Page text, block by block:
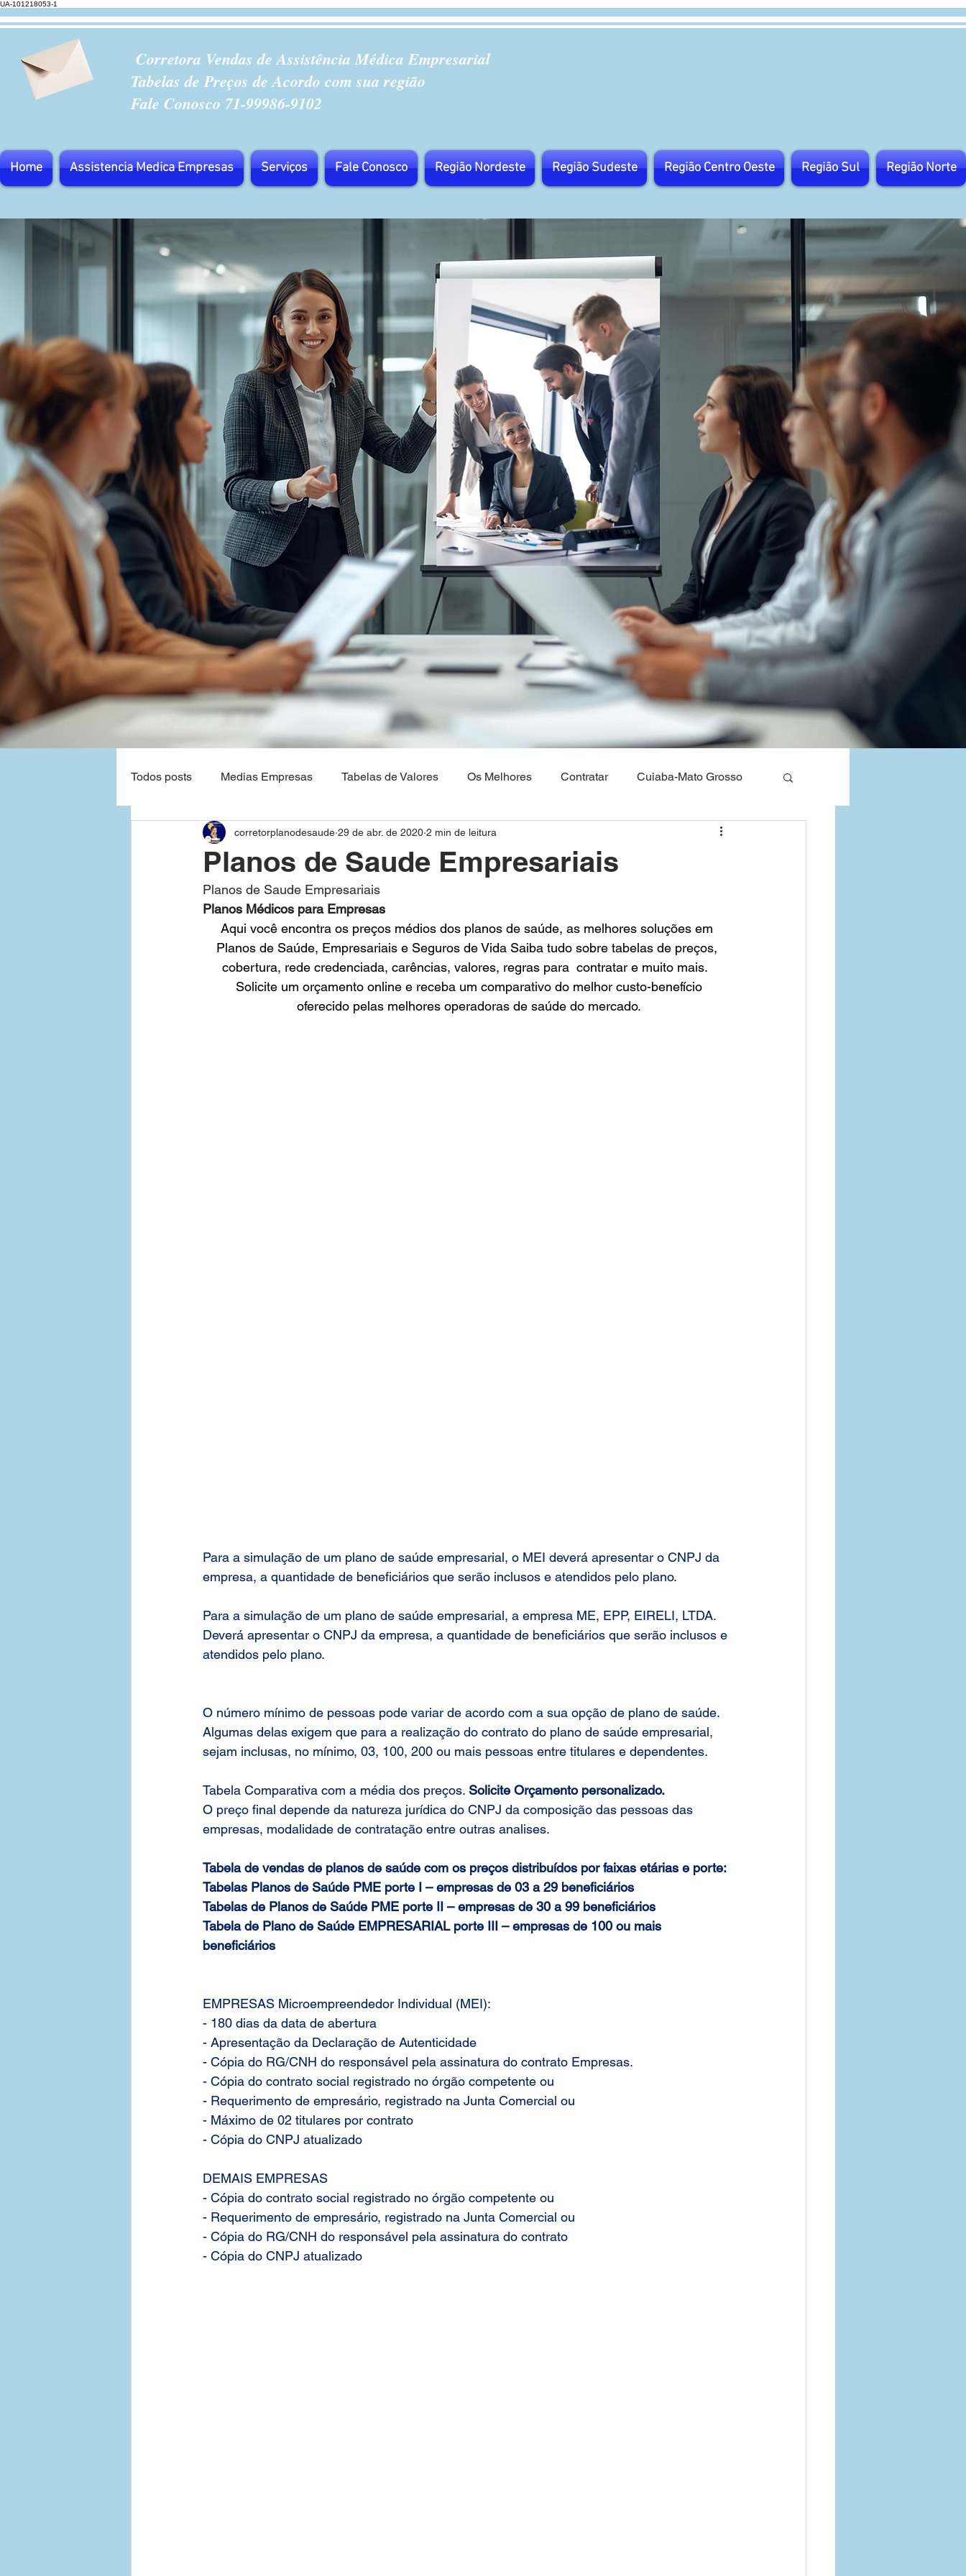
UA-101218053-1
Corretora Vendas de Assistência Médica Empresarial
Tabelas de Preços de Acordo com sua região
Fale Conosco 71-99986-9102
Home Assistencia Medica Empresas Serviços Fale Conosco Região Nordeste Região Sudeste Região Centro Oeste Região Sul Região Norte
Todos posts Medias Empresas Tabelas de Valores Os Melhores Contratar Cuiaba-Mato Grosso
Natal - Rio Grande do Norte Os Melhores Planos de saude
Planos de Saude Empresas Bahia Plano de Saude Empresarial
Grandes Empresas São Paulo Brasilia Maranhão Venda Digital
Tabelas de Preços - Empresas Cotação Planos de Saude Solicitar Orçamento
Planos de Saude Empresariais
corretorplanodesaude 29 de abr. de 2020 2 min de leitura
Planos de Saude Empresariais
Planos Médicos para Empresas
Aqui você encontra os preços médios dos planos de saúde, as melhores soluções em
Planos de Saúde, Empresariais e Seguros de Vida Saiba tudo sobre tabelas de preços,
cobertura, rede credenciada, carências, valores, regras para  contratar e muito mais.
Solicite um orçamento online e receba um comparativo do melhor custo-benefício
oferecido pelas melhores operadoras de saúde do mercado.
Para a simulação de um plano de saúde empresarial, o MEI deverá apresentar o CNPJ da
empresa, a quantidade de beneficiários que serão inclusos e atendidos pelo plano.
Para a simulação de um plano de saúde empresarial, a empresa ME, EPP, EIRELI, LTDA.
Deverá apresentar o CNPJ da empresa, a quantidade de beneficiários que serão inclusos e
atendidos pelo plano.
O número mínimo de pessoas pode variar de acordo com a sua opção de plano de saúde.
Algumas delas exigem que para a realização do contrato do plano de saúde empresarial,
sejam inclusas, no mínimo, 03, 100, 200 ou mais pessoas entre titulares e dependentes.
Tabela Comparativa com a média dos preços. Solicite Orçamento personalizado.
O preço final depende da natureza jurídica do CNPJ da composição das pessoas das
empresas, modalidade de contratação entre outras analises.
Tabela de vendas de planos de saúde com os preços distribuídos por faixas etárias e porte:
Tabelas Planos de Saúde PME porte I – empresas de 03 a 29 beneficiários
Tabelas de Planos de Saúde PME porte II – empresas de 30 a 99 beneficiários
Tabela de Plano de Saúde EMPRESARIAL porte III – empresas de 100 ou mais
beneficiários
EMPRESAS Microempreendedor Individual (MEI):
- 180 dias da data de abertura
- Apresentação da Declaração de Autenticidade
- Cópia do RG/CNH do responsável pela assinatura do contrato Empresas.
- Cópia do contrato social registrado no órgão competente ou
- Requerimento de empresário, registrado na Junta Comercial ou
- Máximo de 02 titulares por contrato
- Cópia do CNPJ atualizado
DEMAIS EMPRESAS
- Cópia do contrato social registrado no órgão competente ou
- Requerimento de empresário, registrado na Junta Comercial ou
- Cópia do RG/CNH do responsável pela assinatura do contrato
- Cópia do CNPJ atualizado